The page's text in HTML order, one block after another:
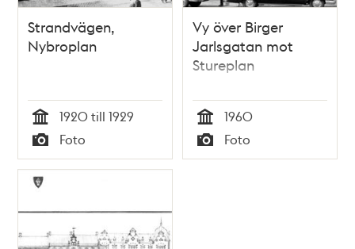
Strandvägen,
Nybroplan
Tid
1920 till 1929
Typ
Foto
Vy över Birger
Jarlsgatan mot
Stureplan
Tid
1960
Typ
Foto